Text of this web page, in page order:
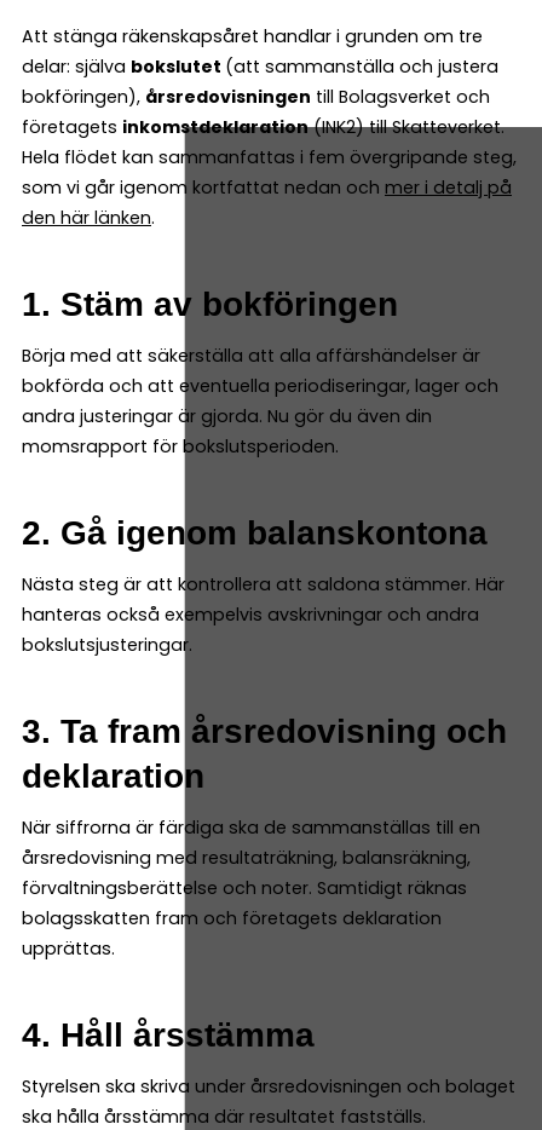
Att stänga räkenskapsåret handlar i grunden om tre
delar: själva bokslutet (att sammanställa och justera
bokföringen), årsredovisningen till Bolagsverket och
företagets inkomstdeklaration(INK2) till Skatteverket.
Hela flödet kan sammanfattas i fem övergripande steg,
som vi går igenom kortfattat nedan och mer i detalj på
den här länken.
1. Stäm av bokföringen
Börja med att säkerställa att alla affärshändelser är
bokförda och att eventuella periodiseringar, lager och
andra justeringar är gjorda. Nu gör du även din
momsrapport för bokslutsperioden.
2. Gå igenom balanskontona
Nästa steg är att kontrollera att saldona stämmer. Här
hanteras också exempelvis avskrivningar och andra
bokslutsjusteringar.
3. Ta fram årsredovisning och
deklaration
När siffrorna är färdiga ska de sammanställas till en
årsredovisning med resultaträkning, balansräkning,
förvaltningsberättelse och noter. Samtidigt räknas
bolagsskatten fram och företagets deklaration
upprättas.
4. Håll årsstämma
Styrelsen ska skriva under årsredovisningen och bolaget
ska hålla årsstämma där resultatet fastställs.